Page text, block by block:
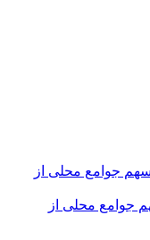
جوامع محلی از